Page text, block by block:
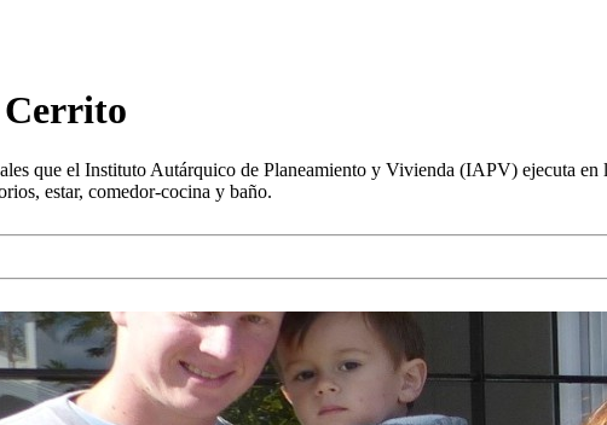
Cerrito
que el Instituto Autárquico de Planeamiento y Vivienda (IAPV) ejecuta
estar, comedor-cocina y baño.